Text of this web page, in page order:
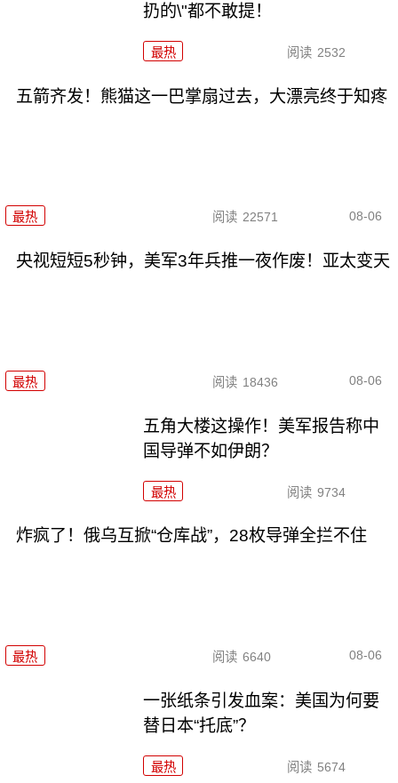
扔的\"都不敢提！
最热 阅读 2532
五箭齐发！熊猫这一巴掌扇过去，大漂亮终于知疼
最热 阅读 22571 08-06
央视短短5秒钟，美军3年兵推一夜作废！亚太变天
最热 阅读 18436 08-06
五角大楼这操作！美军报告称中
国导弹不如伊朗？
最热 阅读 9734
炸疯了！俄乌互掀“仓库战”，28枚导弹全拦不住
最热 阅读 6640 08-06
一张纸条引发血案：美国为何要
替日本“托底”？
最热 阅读 5674